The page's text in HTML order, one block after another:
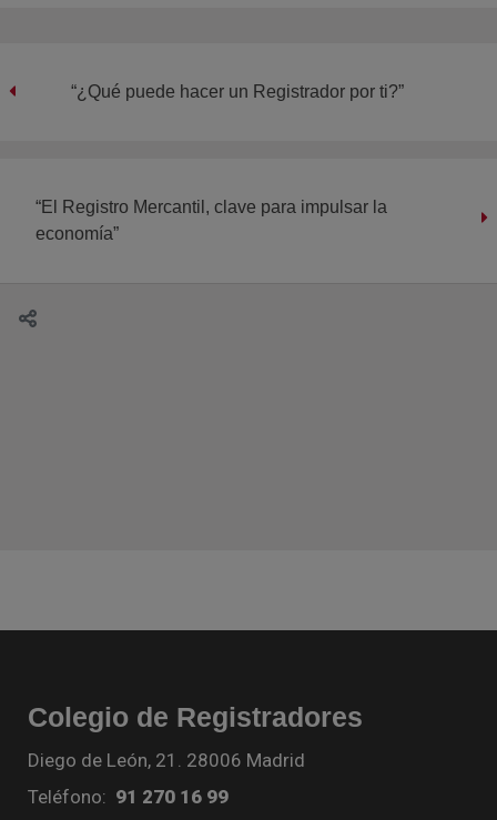
“¿Qué puede hacer un Registrador por ti?”
“El Registro Mercantil, clave para impulsar la
economía”
Colegio de Registradores
Diego de León, 21. 28006 Madrid
Teléfono: 91 270 16 99